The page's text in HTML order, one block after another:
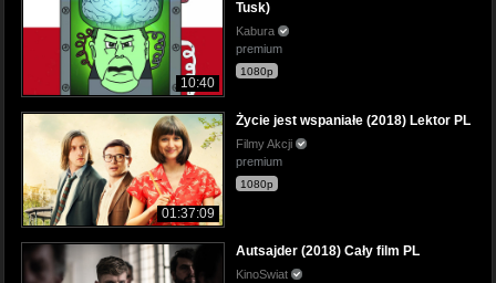
10:40
Tusk)
Kabura
premium
1080p
01:37:09
Życie jest wspaniałe (2018) Lektor PL
Filmy Akcji
premium
1080p
Autsajder (2018) Cały film PL
KinoSwiat